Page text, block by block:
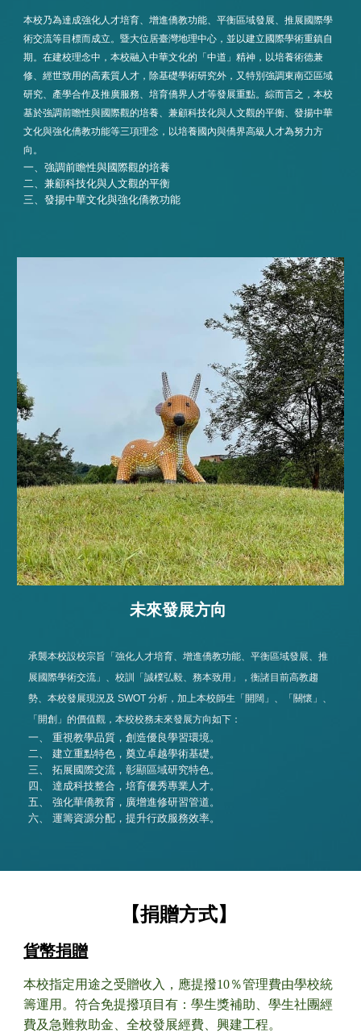
本校乃為達成強化人才培育、增進僑教功能、平衡區域發展、推展國際學
術交流等目標而成立。暨大位居臺灣地理中心，並以建立國際學術重鎮自
期。在建校理念中，本校融入中華文化的「中道」精神，以培養術德兼
修、經世致用的高素質人才，除基礎學術研究外，又特別強調東南亞區域
研究、產學合作及推廣服務、培育僑界人才等發展重點。綜而言之，本校
基於強調前瞻性與國際觀的培養、兼顧科技化與人文觀的平衡、發揚中華
文化與強化僑教功能等三項理念，以培養國內與僑界高級人才為努力方
向。
一、強調前瞻性與國際觀的培養
二、兼顧科技化與人文觀的平衡
三、發揚中華文化與強化僑教功能
未來發展方向
承襲本校設校宗旨「強化人才培育、增進僑教功能、平衡區域發展、推
展國際學術交流」、校訓「誠樸弘毅、務本致用」，衡諸目前高教趨
勢、本校發展現況及 SWOT 分析，加上本校師生「開闊」、「關懷」、
「開創」的價值觀，本校校務未來發展方向如下：
一、 重視教學品質，創造優良學習環境。
二、 建立重點特色，奠立卓越學術基礎。
三、 拓展國際交流，彰顯區域研究特色。
四、 達成科技整合，培育優秀專業人才。
五、 強化華僑教育，廣增進修研習管道。
六、 運籌資源分配，提升行政服務效率。
【捐贈方式】
貨幣捐贈
本校指定用途之受贈收入，應提撥10％管理費由學校統
籌運用。符合免提撥項目有 ：學生獎補助、學生社團經
費及急難救助金、全校發展經費、興建工程。